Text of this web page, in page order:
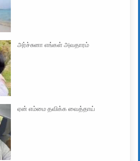
அர்ச்சுனா எங்கள் அவதாரம்
ஏன் எம்மை தவிக்க வைத்தாய்